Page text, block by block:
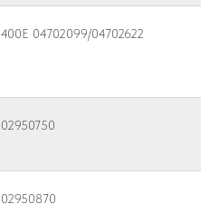
400E 04702099/04702622
02950750
02950870